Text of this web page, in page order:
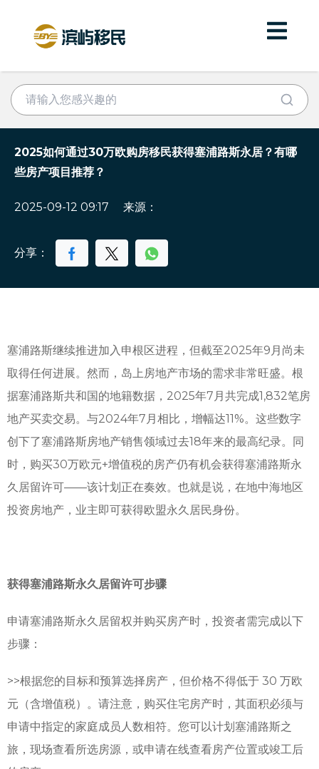
2025如何通过30万欧购房移民获得塞浦路斯永居？有哪
些房产项目推荐？
2025-09-12 09:17 来源：
分享：
塞浦路斯继续推进加入申根区进程，但截至2025年9月尚未
取得任何进展。然而，岛上房地产市场的需求非常旺盛。根
据塞浦路斯共和国的地籍数据，2025年7月共完成1,832笔房
地产买卖交易。与2024年7月相比，增幅达11%。这些数字
创下了塞浦路斯房地产销售领域过去18年来的最高纪录。同
时，购买30万欧元+增值税的房产仍有机会获得塞浦路斯永
久居留许可——该计划正在奏效。也就是说，在地中海地区
投资房地产，业主即可获得欧盟永久居民身份。
获得塞浦路斯永久居留许可步骤
申请塞浦路斯永久居留权并购买房产时，投资者需完成以下
步骤：
>>根据您的目标和预算选择房产，但价格不得低于 30 万欧
元（含增值税）。请注意，购买住宅房产时，其面积必须与
申请中指定的家庭成员人数相符。您可以计划塞浦路斯之
旅，现场查看所选房源，或申请在线查看房产位置或竣工后